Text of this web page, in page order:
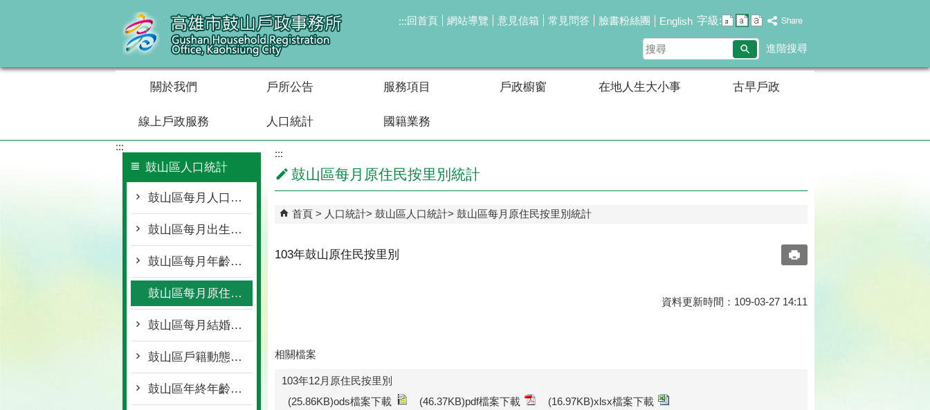
:::回首頁 網站導覽 意見信箱 常見問答 臉書粉絲團 English 字級:
搜
尋
進階搜尋
關於我們 戶所公告 服務項目 戶政櫥窗 在地人生大小事 古早戶政
線上戶政服務 人口統計 國籍業務
:::
鼓山區人口統計
鼓山區每月人口概況統計
鼓山區每月出生死亡遷入遷出統計
鼓山區每月年齡層按里別統計
鼓山區每月原住民按里別統計
鼓山區每月結婚離婚統計
鼓山區戶籍動態登記統計
鼓山區年終年齡層統計
:::
鼓山區每月原住民按里別統計
首頁 人口統計 鼓山區人口統計 鼓山區每月原住民按里別統計
103年鼓山原住民按里別
資料更新時間：109-03-27 14:11
相關檔案
103年12月原住民按里別
(25.86KB)ods檔案下載
(46.37KB)pdf檔案下載 (16.97KB)xlsx檔案下載